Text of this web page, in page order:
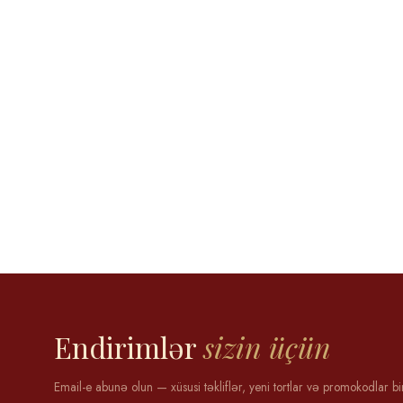
Endirimlərsizin üçün
Email-e abunə olun — xüsusi təkliflər, yeni tortlar və promokodlar